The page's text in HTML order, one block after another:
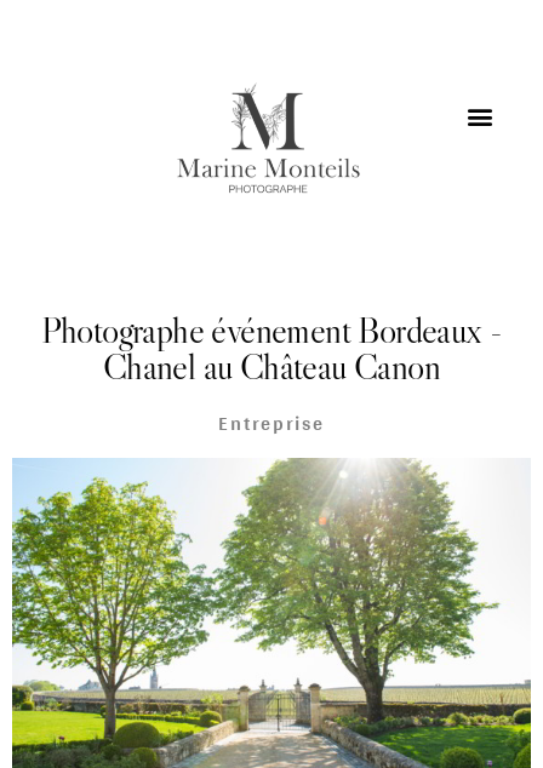
Photographe événement Bordeaux -
Chanel au Château Canon
Entreprise